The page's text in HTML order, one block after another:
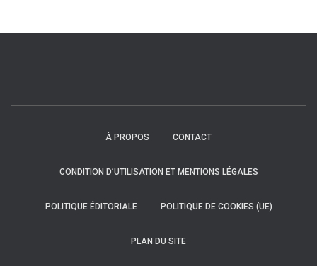
À PROPOS CONTACT
CONDITION D’UTILISATION ET MENTIONS LÉGALES
POLITIQUE ÉDITORIALE POLITIQUE DE COOKIES (UE)
PLAN DU SITE